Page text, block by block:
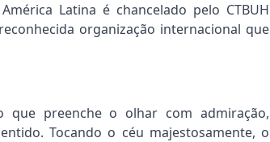
Latina é chancelado pelo CTBUH
organização internacional que
preenche o olhar com admiração,
Tocando o céu majestosamente, o